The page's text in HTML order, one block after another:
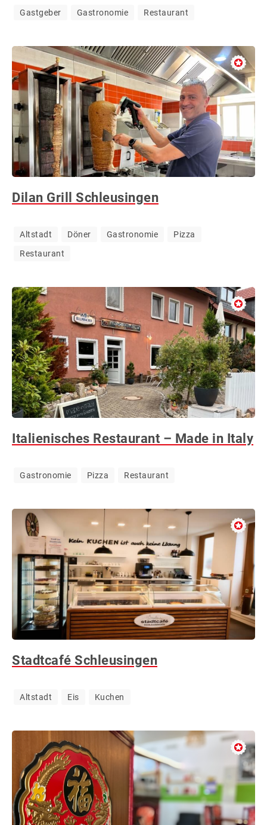
WERBUNG
Gastgeber Gastronomie Restaurant
Dilan Grill Schleusingen
Altstadt Döner Gastronomie
Pizza
Restaurant
Italienisches Restaurant – Made in Italy
Gastronomie Pizza Restaurant
Stadtcafé Schleusingen
Altstadt Eis Kuchen